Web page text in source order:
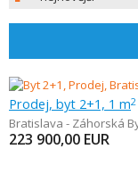
Prodej, byt 2+1, 1 m2
Bratislava - Záhorská
223 900,00 EUR